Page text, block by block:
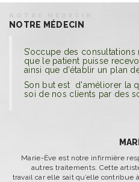
NOTRE MÉDECIN
S’occupe des consultations
que le patient puisse
ainsi que d’établir un plan
Son but est d'améliorer la
soi de nos clients par des
Marie-Ève est notre infirmière
autres traitements. Cette
travail car elle sait qu’elle contribue